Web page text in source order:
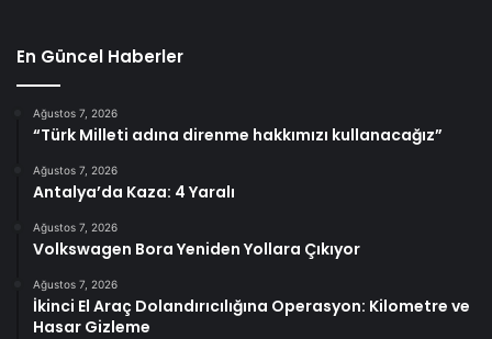
En Güncel Haberler
Ağustos 7, 2026
“Türk Milleti adına direnme hakkımızı kullanacağız”
Ağustos 7, 2026
Antalya’da Kaza: 4 Yaralı
Ağustos 7, 2026
Volkswagen Bora Yeniden Yollara Çıkıyor
Ağustos 7, 2026
İkinci El Araç Dolandırıcılığına Operasyon: Kilometre ve
Hasar Gizleme